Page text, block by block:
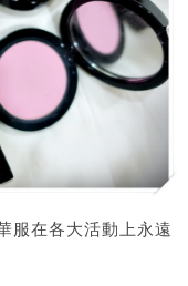
服在各大活動上永遠